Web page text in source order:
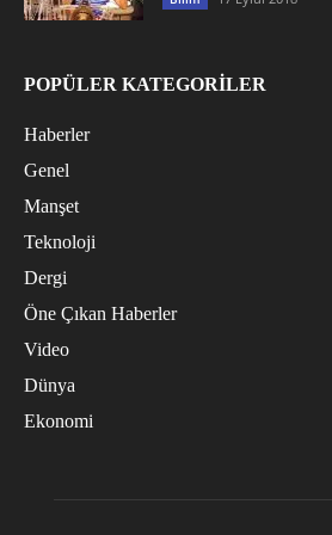
POPÜLER KATEGORİLER
Haberler
Genel
Manşet
Teknoloji
Dergi
Öne Çıkan Haberler
Video
Dünya
Ekonomi